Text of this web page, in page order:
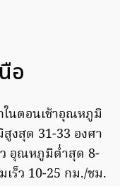
อ
นตอนเช้าอุณหภูมิ
งสุด 31-33 องศา
อุณหภูมิต่ำสุด 8-
เร็ว 10-25 กม./ชม.